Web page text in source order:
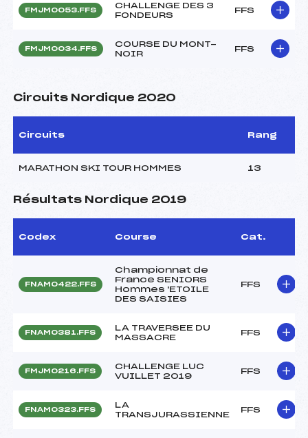
FMJM0053.FFS
CHALLENGE DES 3
FONDEURS
FFS
FMJM0034.FFS
COURSE DU MONT-
NOIR
FFS
Circuits Nordique 2020
Circuits Rang
MARATHON SKI TOUR HOMMES 13
Résultats Nordique 2019
Codex Course Cat.
FNAM0422.FFS
Championnat de
France SENIORS
Hommes 'ETOILE
DES SAISIES
FFS
FNAM0381.FFS
LA TRAVERSEE DU
MASSACRE
FFS
FMJM0216.FFS
CHALLENGE LUC
VUILLET 2019
FFS
FNAM0323.FFS
LA
TRANSJURASSIENNE
FFS